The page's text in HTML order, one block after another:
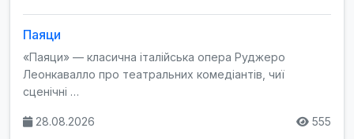
Паяци
«Паяци» — класична італійська опера Руджеро
Леонкавалло про театральних комедіантів, чиї
сценічні …
28.08.2026 555